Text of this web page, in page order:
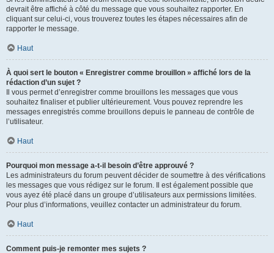
devrait être affiché à côté du message que vous souhaitez rapporter. En
cliquant sur celui-ci, vous trouverez toutes les étapes nécessaires afin de
rapporter le message.
Haut
À quoi sert le bouton « Enregistrer comme brouillon » affiché lors de la
rédaction d’un sujet ?
Il vous permet d’enregistrer comme brouillons les messages que vous
souhaitez finaliser et publier ultérieurement. Vous pouvez reprendre les
messages enregistrés comme brouillons depuis le panneau de contrôle de
l’utilisateur.
Haut
Pourquoi mon message a-t-il besoin d’être approuvé ?
Les administrateurs du forum peuvent décider de soumettre à des vérifications
les messages que vous rédigez sur le forum. Il est également possible que
vous ayez été placé dans un groupe d’utilisateurs aux permissions limitées.
Pour plus d’informations, veuillez contacter un administrateur du forum.
Haut
Comment puis-je remonter mes sujets ?